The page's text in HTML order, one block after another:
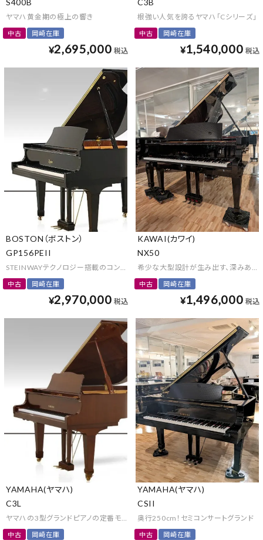
S400B
ヤマハ黄金期の極上の響き
中古 岡崎在庫
¥2,695,000 税込
C3B
根強い人気を誇るヤマハ「Cシリーズ」
中古 岡崎在庫
¥1,540,000 税込
BOSTON（ボストン）
GP156PEII
STEINWAYテクノロジー搭載のコンパクトグランドピアノ♪
中古 岡崎在庫
¥2,970,000 税込
KAWAI(カワイ)
NX50
希少な大型設計が生み出す、深みある
中古 岡崎在庫
¥1,496,000 税込
YAMAHA(ヤマハ)
C3L
ヤマハの3型グランドピアノの定番モデル
中古 岡崎在庫
YAMAHA(ヤマハ)
CSII
奥行250cm！セミコンサートグランド
中古 岡崎在庫